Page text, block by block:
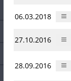
06.03.2018
27.10.2016
28.09.2016